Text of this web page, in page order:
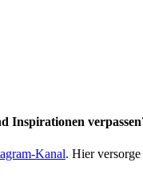
Inspirationen
Kanal. Hier